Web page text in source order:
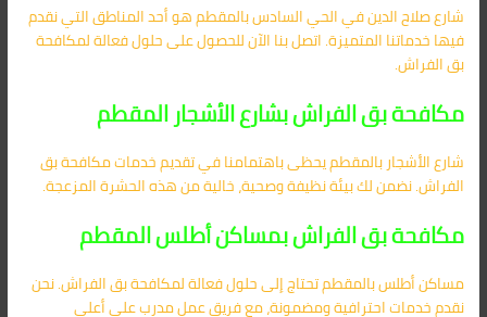
شارع صلاح الدين في الحي السادس بالمقطم هو أحد المناطق التي نقدم
فيها خدماتنا المتميزة. اتصل بنا الآن للحصول على حلول فعالة لمكافحة
بق الفراش.
مكافحة بق الفراش بشارع الأشجار المقطم
شارع الأشجار بالمقطم يحظى باهتمامنا في تقديم خدمات مكافحة بق
الفراش. نضمن لك بيئة نظيفة وصحية، خالية من هذه الحشرة المزعجة.
مكافحة بق الفراش بمساكن أطلس المقطم
مساكن أطلس بالمقطم تحتاج إلى حلول فعالة لمكافحة بق الفراش. نحن
نقدم خدمات احترافية ومضمونة، مع فريق عمل مدرب على أعلى